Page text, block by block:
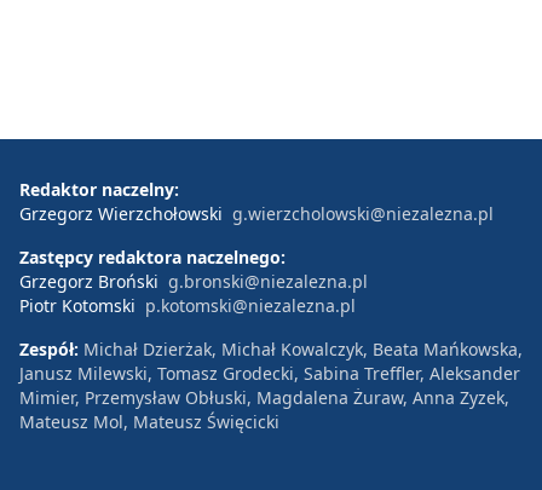
Redaktor naczelny:
Grzegorz Wierzchołowski g.wierzcholowski@niezalezna.pl
Zastępcy redaktora naczelnego:
Grzegorz Broński g.bronski@niezalezna.pl
Piotr Kotomski p.kotomski@niezalezna.pl
Zespół: Michał Dzierżak, Michał Kowalczyk, Beata Mańkowska,
Janusz Milewski, Tomasz Grodecki, Sabina Treffler, Aleksander
Mimier, Przemysław Obłuski, Magdalena Żuraw, Anna Zyzek,
Mateusz Mol, Mateusz Święcicki